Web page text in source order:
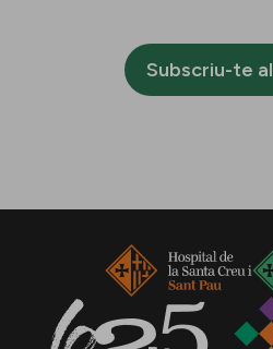
Subscriu-te